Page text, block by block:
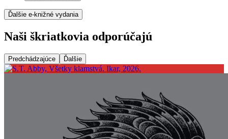
Ďalšie e-knižné vydania
Naši škriatkovia odporúčajú
Predchádzajúce Ďalšie